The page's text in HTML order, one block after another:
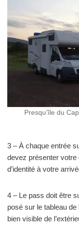
Presqu’île du
3 – À chaque entrée
devez présenter votre
d’identité à votre
4 – Le pass doit être
posé sur le tableau
bien visible de